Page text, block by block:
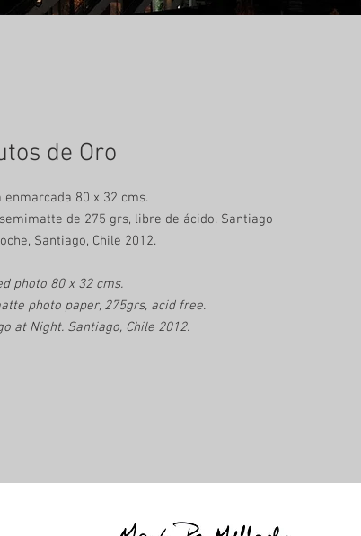
de Oro
enmarcada 80 x 32 cms.
de 275 grs, libre de ácido. Santiago
Santiago, Chile 2012.
photo 80 x 32 cms.
photo paper, 275grs, acid free.
at Night. Santiago, Chile 2012.